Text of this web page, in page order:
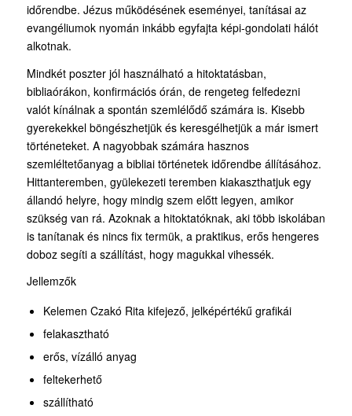
időrendbe. Jézus működésének eseményei, tanításai az
evangéliumok nyomán inkább egyfajta képi-gondolati hálót
alkotnak.
Mindkét poszter jól használható a hitoktatásban,
bibliaórákon, konfirmációs órán, de rengeteg felfedezni
valót kínálnak a spontán szemlélődő számára is. Kisebb
gyerekekkel böngészhetjük és keresgélhetjük a már ismert
történeteket. A nagyobbak számára hasznos
szemléltetőanyag a bibliai történetek időrendbe állításához.
Hittanteremben, gyülekezeti teremben kiakaszthatjuk egy
állandó helyre, hogy mindig szem előtt legyen, amikor
szükség van rá. Azoknak a hitoktatóknak, aki több iskolában
is tanítanak és nincs fix termük, a praktikus, erős hengeres
doboz segíti a szállítást, hogy magukkal vihessék.
Jellemzők
Kelemen Czakó Rita kifejező, jelképértékű grafikái
felakasztható
erős, vízálló anyag
feltekerhető
szállítható